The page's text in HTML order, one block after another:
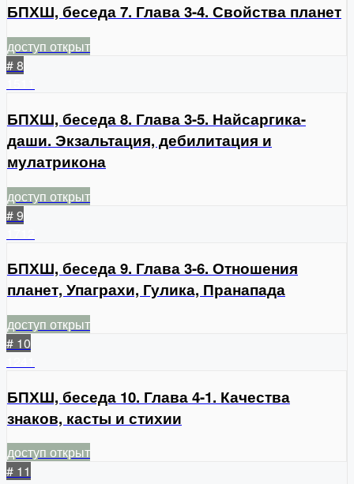
БПХШ, беседа 7. Глава 3-4. Свойства планет
доступ открыт
# 8
БПХШ, беседа 8. Глава 3-5. Найсаргика-
даши. Экзальтация, дебилитация и
мулатрикона
доступ открыт
# 9
БПХШ, беседа 9. Глава 3-6. Отношения
планет, Упаграхи, Гулика, Пранапада
доступ открыт
# 10
БПХШ, беседа 10. Глава 4-1. Качества
знаков, касты и стихии
доступ открыт
# 11